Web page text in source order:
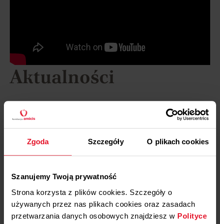
Zgoda Szczegóły O plikach cookies
Szanujemy Twoją prywatność
Strona korzysta z plików cookies. Szczegóły o
używanych przez nas plikach cookies oraz zasadach
przetwarzania danych osobowych znajdziesz w Polityce
Aktualności
15 KWIETNIA, 2026
Amicis wspiera Bieg na Tak!
Więcej
Fundacja Razem Noclegownia
Nasz Dom
Więcej